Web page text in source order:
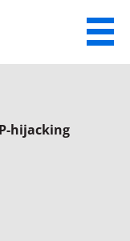
de inhoud
Menu
hijacking